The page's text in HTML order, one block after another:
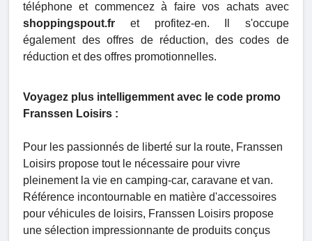
téléphone et commencez à faire vos achats avec
shoppingspout.fr et profitez-en. Il s'occupe
également des offres de réduction, des codes de
réduction et des offres promotionnelles.
Voyagez plus intelligemment avec le code promo
Franssen Loisirs :
Pour les passionnés de liberté sur la route, Franssen
Loisirs propose tout le nécessaire pour vivre
pleinement la vie en camping-car, caravane et van.
Référence incontournable en matière d'accessoires
pour véhicules de loisirs, Franssen Loisirs propose
une sélection impressionnante de produits conçus